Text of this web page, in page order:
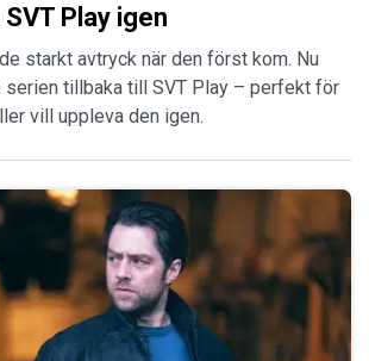
Play igen
starkt avtryck när den först kom. Nu
serien tillbaka till SVT Play – perfekt för
vill uppleva den igen.